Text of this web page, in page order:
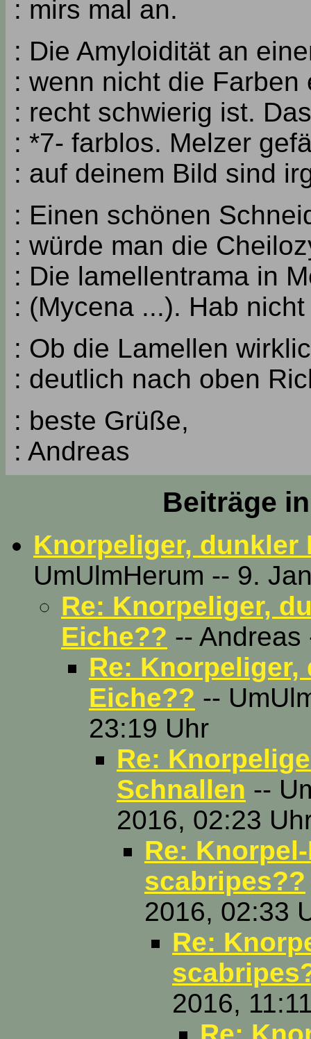
: mirs mal an.
: Die Amyloidität an
: wenn nicht die
: recht schwierig ist.
: *7- farblos. Melzer
: auf deinem Bild sind
: Einen schönen
: würde man die
: Die lamellentrama in
: (Mycena ...). Hab
: Ob die Lamellen
: deutlich nach oben
: beste Grüße,
: Andreas
Beiträge
Knorpeliger, dunkler
UmUlmHerum -- 9.
Re: Knorpeliger,
Eiche?? --
Re:
Eiche?? --
23:19 Uhr
Re:
Schnallen --
2016, 02:23
Re:
scabripes??
2016, 02:33
Re:
2016,